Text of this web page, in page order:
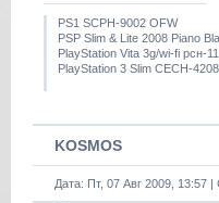
PS1 SCPH-9002 OFW
PSP Slim & Lite 2008 Piano
PlayStation Vita 3g/wi-fi рсн-
PlayStation 3 Slim CECH-
KOSMOS
Дата: Пт, 07 Авг 2009, 13:57